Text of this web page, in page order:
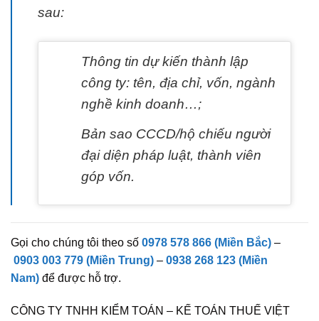
sau:
Thông tin dự kiến thành lập
công ty: tên, địa chỉ, vốn, ngành
nghề kinh doanh…;
Bản sao CCCD/hộ chiếu người
đại diện pháp luật, thành viên
góp vốn.
Gọi cho chúng tôi theo số 0978 578 866 (Miền Bắc) –
0903 003 779 (Miền Trung) – 0938 268 123 (Miền
Nam) để được hỗ trợ.
CÔNG TY TNHH KIỂM TOÁN – KẾ TOÁN THUẾ VIỆT